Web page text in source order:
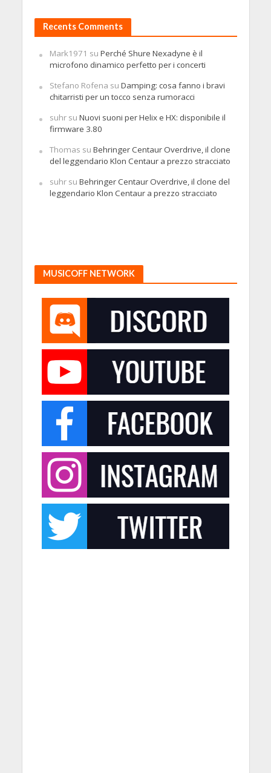
Recents Comments
Mark1971 su Perché Shure Nexadyne è il
microfono dinamico perfetto per i concerti
Stefano Rofena su Damping: cosa fanno i bravi
chitarristi per un tocco senza rumoracci
suhrsu Nuovi suoni per Helix e HX: disponibile il
firmware 3.80
Thomas su Behringer Centaur Overdrive, il clone
del leggendario Klon Centaur a prezzo stracciato
suhrsu Behringer Centaur Overdrive, il clone del
leggendario Klon Centaur a prezzo stracciato
MUSICOFF NETWORK